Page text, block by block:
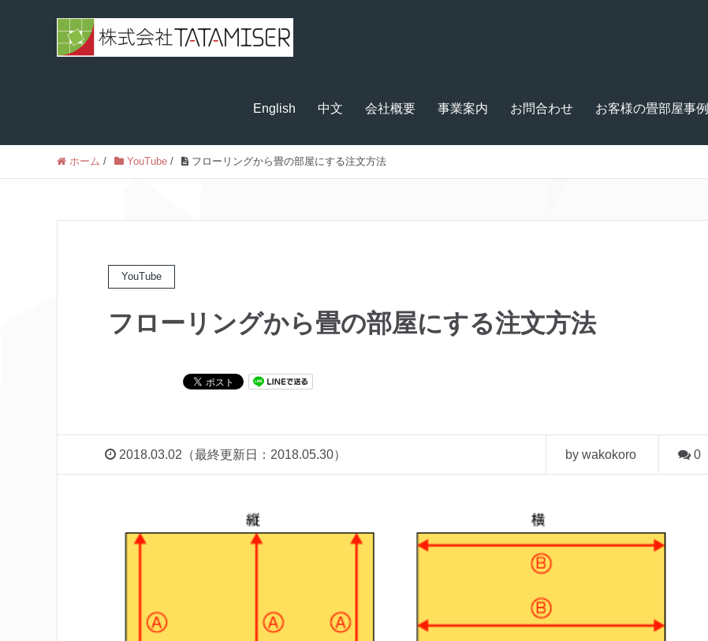
English 中文 会社概要 事業案内 お問合わせ お客様の畳部屋事例
ホーム / YouTube / フローリングから畳の部屋にする注文方法
YouTube
フローリングから畳の部屋にする注文方法
2018.03.02（最終更新日：2018.05.30） by wakokoro 0